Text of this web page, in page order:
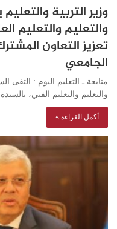
وزير التربية
والتعليم والتعليم
تعزيز التعاون
الجامعي
متابعة ـ التعليم اليوم : التقى
والتعليم والتعليم الفني،
أكمل القراءة »